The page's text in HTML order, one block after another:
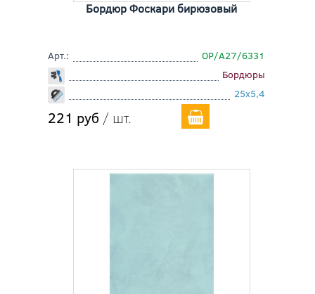
Бордюр Фоскари бирюзовый
Арт.:
OP/A27/6331
Бордюры
25x5,4
221 руб / шт.